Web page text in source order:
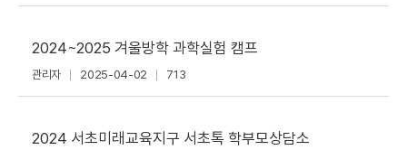
2024~2025 겨울방학 과학실험 캠프
관리자 2025-04-02 713
2024 서초미래교육지구 서초톡 학부모상담소